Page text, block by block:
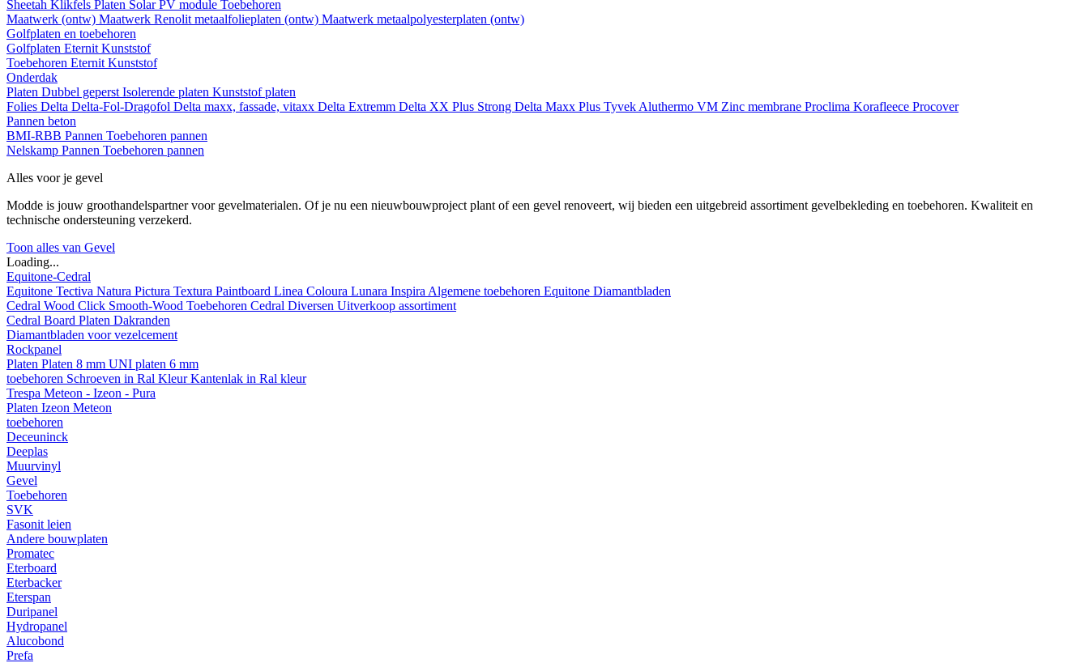
Sheetah Klikfels Platen Solar PV module Toebehoren
Maatwerk (ontw) Maatwerk Renolit metaalfolieplaten (ontw) Maatwerk metaalpolyesterplaten (ontw)
Golfplaten en toebehoren
Golfplaten Eternit Kunststof
Toebehoren Eternit Kunststof
Onderdak
Platen Dubbel geperst Isolerende platen Kunststof platen
Folies Delta Delta-Fol-Dragofol Delta maxx, fassade, vitaxx Delta Extremm Delta XX Plus Strong Delta Maxx Plus Tyvek Aluthermo VM Zinc membrane Proclima Korafleece Procover
Pannen beton
BMI-RBB Pannen Toebehoren pannen
Nelskamp Pannen Toebehoren pannen
Alles voor je gevel
Modde is jouw groothandelspartner voor gevelmaterialen. Of je nu een nieuwbouwproject plant of een gevel renoveert, wij bieden een uitgebreid assortiment gevelbekleding en toebehoren. Kwaliteit en
technische ondersteuning verzekerd.
Toon alles van Gevel
Loading...
Equitone-Cedral
Equitone Tectiva Natura Pictura Textura Paintboard Linea Coloura Lunara Inspira Algemene toebehoren Equitone Diamantbladen
Cedral Wood Click Smooth-Wood Toebehoren Cedral Diversen Uitverkoop assortiment
Cedral Board Platen Dakranden
Diamantbladen voor vezelcement
Rockpanel
Platen Platen 8 mm UNI platen 6 mm
toebehoren Schroeven in Ral KleurKantenlak in Ral kleur
Trespa Meteon - Izeon - Pura
Platen Izeon Meteon
toebehoren
Deceuninck
Deeplas
Muurvinyl
Gevel
Toebehoren
SVK
Fasonit leien
Andere bouwplaten
Promatec
Eterboard
Eterbacker
Eterspan
Duripanel
Hydropanel
Alucobond
Prefa